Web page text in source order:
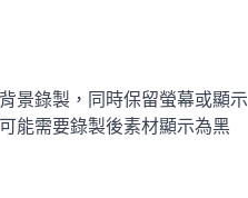
景錄製，同時保留螢幕或顯示
能需要錄製後素材顯示為黑